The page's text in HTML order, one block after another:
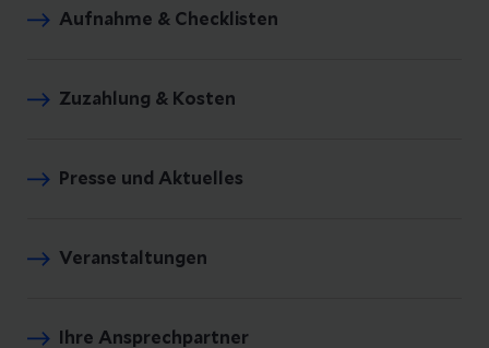
Aufnahme & Checklisten
Zuzahlung & Kosten
Presse und Aktuelles
Veranstaltungen
Ihre Ansprechpartner